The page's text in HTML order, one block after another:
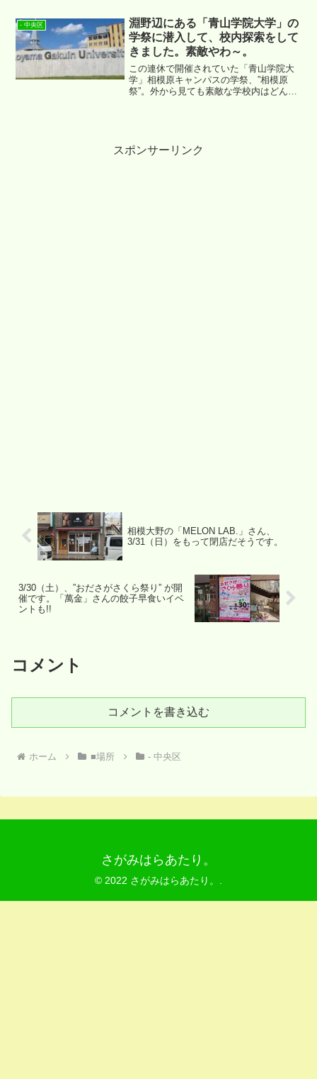
- 中央区
淵野辺にある「青山学院大学」の
学祭に潜入して、校内探索をして
きました。素敵やわ～。
この連休で開催されていた「青山学院大
学」相模原キャンパスの学祭、”相模原
祭”。外から見ても素敵な学校内はどんな
スポンサーリンク
相模大野の「MELON LAB.」さん、
3/31（日）をもって閉店だそうです。
3/30（土）、”おださがさくら祭り” が開
催です。「萬金」さんの餃子早食いイベ
ントも!!
コメント
コメントを書き込む
ホーム ■場所 - 中央区
さがみはらあたり。
© 2022 さがみはらあたり。.